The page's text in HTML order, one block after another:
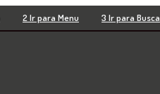
2 Ir para Menu 3 Ir para Busca